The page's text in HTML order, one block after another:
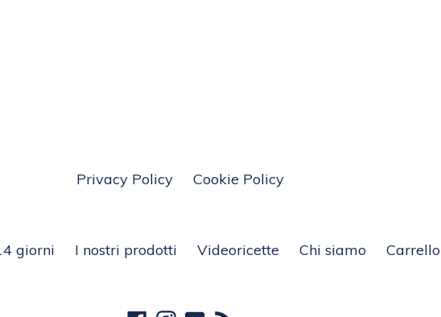
Privacy Policy Cookie Policy
giorni I nostri prodotti Videoricette Chi siamo Carrello